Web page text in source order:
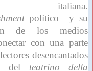
italiana.
político –y su
de los medios
con una parte
desencantados
del teatrino della